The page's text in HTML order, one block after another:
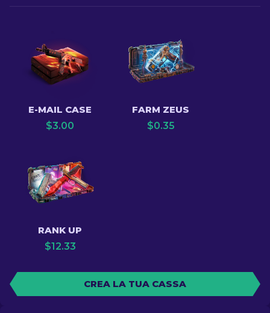
E-MAIL CASE
$3.00
FARM ZEUS
$0.35
RANK UP
$12.33
CREA LA TUA CASSA